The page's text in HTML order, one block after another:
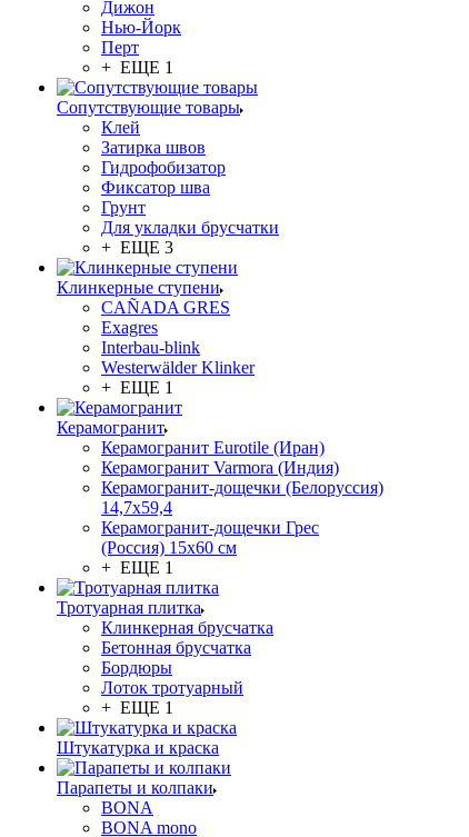
Дижон
Нью-Йорк
Перт
+ ЕЩЕ 1
Сопутствующие товары
Клей
Затирка швов
Гидрофобизатор
Фиксатор шва
Грунт
Для укладки брусчатки
+ ЕЩЕ 3
Клинкерные ступени
CAÑADA GRES
Exagres
Interbau-blink
Westerwälder Klinker
+ ЕЩЕ 1
Керамогранит
Керамогранит Eurotile (Иран)
Керамогранит Varmora (Индия)
Керамогранит-дощечки (Белоруссия)
14,7x59,4
Керамогранит-дощечки Грес
(Россия) 15х60 см
+ ЕЩЕ 1
Тротуарная плитка
Клинкерная брусчатка
Бетонная брусчатка
Бордюры
Лоток тротуарный
+ ЕЩЕ 1
Штукатурка и краска
Парапеты и колпаки
BONA
BONA mono